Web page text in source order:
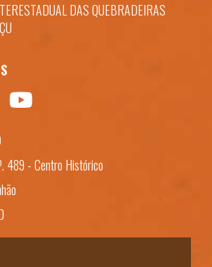
DAS QUEBRADEIRAS
489 - Centro Histórico